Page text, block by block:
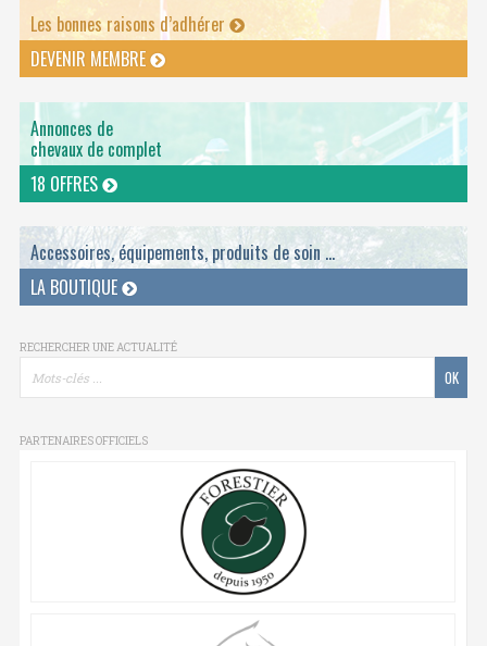
Les bonnes raisons d’adhérer
DEVENIR MEMBRE
Annonces de
chevaux de complet
18 OFFRES
Accessoires, équipements, produits de soin ...
LA BOUTIQUE
RECHERCHER UNE ACTUALITÉ
PARTENAIRES OFFICIELS